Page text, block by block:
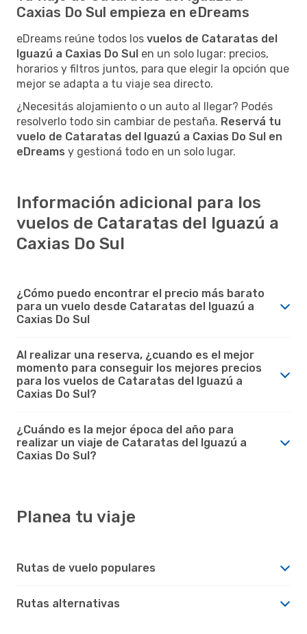
Caxias Do Sul empieza en eDreams
eDreams reúne todos los vuelos de Cataratas del
Iguazú a Caxias Do Sul en un solo lugar: precios,
horarios y filtros juntos, para que elegir la opción que
mejor se adapta a tu viaje sea directo.
¿Necesitás alojamiento o un auto al llegar? Podés
resolverlo todo sin cambiar de pestaña. Reservá tu
vuelo de Cataratas del Iguazú a Caxias Do Sul en
eDreams y gestioná todo en un solo lugar.
Información adicional para los
vuelos de Cataratas del Iguazú a
Caxias Do Sul
¿Cómo puedo encontrar el precio más barato
para un vuelo desde Cataratas del Iguazú a
Caxias Do Sul
Al realizar una reserva, ¿cuando es el mejor
momento para conseguir los mejores precios
para los vuelos de Cataratas del Iguazú a
Caxias Do Sul?
¿Cuándo es la mejor época del año para
realizar un viaje de Cataratas del Iguazú a
Caxias Do Sul?
Planea tu viaje
Rutas de vuelo populares
Rutas alternativas